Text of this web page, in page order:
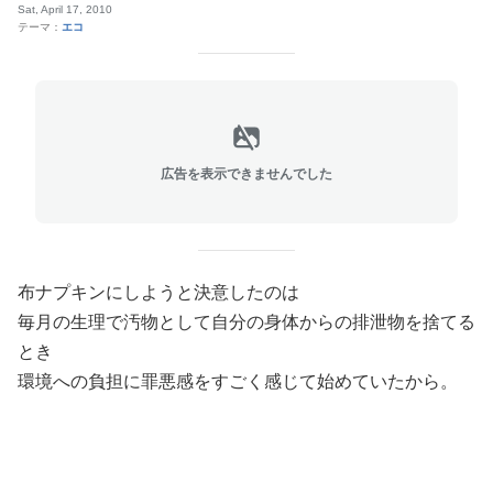
Sat, April 17, 2010
テーマ： エコ
広告を表示できませんでした
布ナプキンにしようと決意したのは
毎月の生理で汚物として自分の身体からの排泄物を捨てる
とき
環境への負担に罪悪感をすごく感じて始めていたから。